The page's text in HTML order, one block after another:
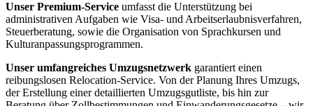
Unser Premium-Service umfasst die Unterstützung bei
administrativen Aufgaben wie Visa- und Arbeitserlaubnisverfahren,
Steuerberatung, sowie die Organisation von Sprachkursen und
Kulturanpassungsprogrammen.
Unser umfangreiches Umzugsnetzwerk garantiert einen
reibungslosen Relocation-Service. Von der Planung Ihres Umzugs,
der Erstellung einer detaillierten Umzugsgutliste, bis hin zur